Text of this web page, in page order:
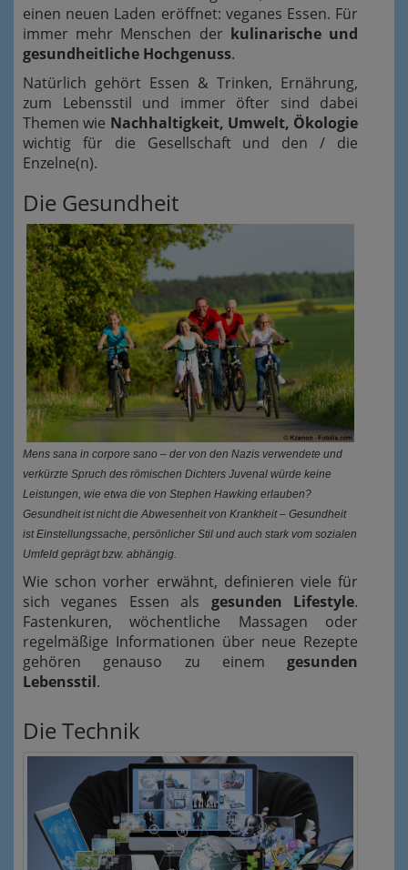
einen neuen Laden eröffnet: veganes Essen. Für
immer mehr Menschen der kulinarische und
gesundheitliche Hochgenuss.
Natürlich gehört Essen & Trinken, Ernährung,
zum Lebensstil und immer öfter sind dabei
Themen wie Nachhaltigkeit, Umwelt, Ökologie
wichtig für die Gesellschaft und den / die
Enzelne(n).
Die Gesundheit
Mens sana in corpore sano – der von den Nazis verwendete und
verkürzte Spruch des römischen Dichters Juvenal würde keine
Leistungen, wie etwa die von Stephen Hawking erlauben?
Gesundheit ist nicht die Abwesenheit von Krankheit – Gesundheit
ist Einstellungssache, persönlicher Stil und auch stark vom sozialen
Umfeld geprägt bzw. abhängig.
Wie schon vorher erwähnt, definieren viele für
sich veganes Essen als gesunden Lifestyle.
Fastenkuren, wöchentliche Massagen oder
regelmäßige Informationen über neue Rezepte
gehören genauso zu einem gesunden
Lebensstil.
Die Technik